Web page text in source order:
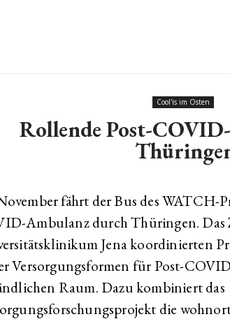
Cool'is im Osten
Rollende Post-
fährt der Bus des WATCH-
Ambulanz durch Thüringen. Das
Jena koordinierten
Versorgungsformen für Post-
Raum. Dazu kombiniert das
die